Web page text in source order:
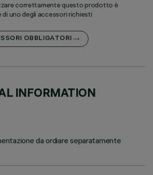
correttamente questo prodotto è
uno degli accessori richiesti
OBBLIGATORI
INFORMATION
da ordiare separatamente